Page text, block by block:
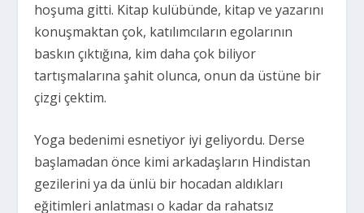
hoşuma gitti. Kitap kulübünde, kitap ve yazarını
konuşmaktan çok, katılımcıların egolarının
baskın çıktığına, kim daha çok biliyor
tartışmalarına şahit olunca, onun da üstüne bir
çizgi çektim.
Yoga bedenimi esnetiyor iyi geliyordu. Derse
başlamadan önce kimi arkadaşların Hindistan
gezilerini ya da ünlü bir hocadan aldıkları
eğitimleri anlatması o kadar da rahatsız